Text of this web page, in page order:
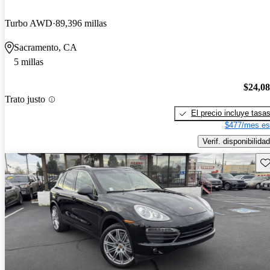
Turbo AWD 89,396 millas
Sacramento, CA
5 millas
Trato justo
El precio incluye tasas
$477/mes
Verif. disponibilidad